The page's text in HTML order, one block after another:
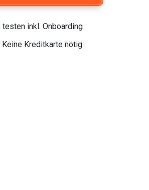
inkl. Onboarding
Kreditkarte nötig.